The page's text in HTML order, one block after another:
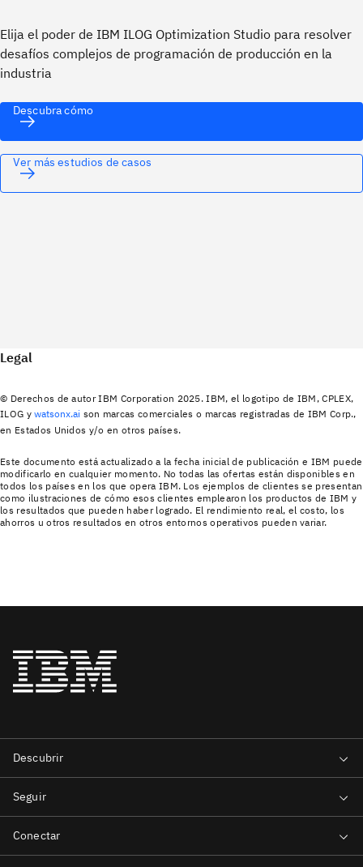
Elija el poder de IBM ILOG Optimization Studio para resolver
desafíos complejos de programación de producción en la
industria
Descubra cómo
Ver más estudios de casos
Legal
© Derechos de autor IBM Corporation 2025. IBM, el logotipo de IBM, CPLEX,
ILOG ywatsonx.ai son marcas comerciales o marcas registradas de IBM Corp.,
en Estados Unidos y/o en otros países.
Este documento está actualizado a la fecha inicial de publicación e IBM puede
modificarlo en cualquier momento. No todas las ofertas están disponibles en
todos los países en los que opera IBM. Los ejemplos de clientes se presentan
como ilustraciones de cómo esos clientes emplearon los productos de IBM y
los resultados que pueden haber logrado. El rendimiento real, el costo, los
ahorros u otros resultados en otros entornos operativos pueden variar.